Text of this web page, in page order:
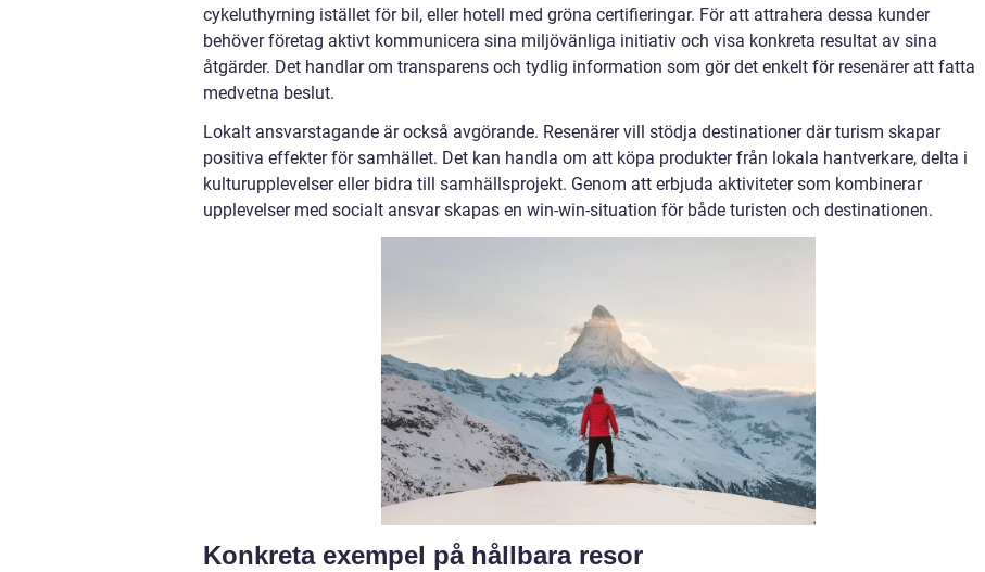
cykeluthyrning istället för bil, eller hotell med gröna certifieringar. För att attrahera dessa kunder
behöver företag aktivt kommunicera sina miljövänliga initiativ och visa konkreta resultat av sina
åtgärder. Det handlar om transparens och tydlig information som gör det enkelt för resenärer att fatta
medvetna beslut.
Lokalt ansvarstagande är också avgörande. Resenärer vill stödja destinationer där turism skapar
positiva effekter för samhället. Det kan handla om att köpa produkter från lokala hantverkare, delta i
kulturupplevelser eller bidra till samhällsprojekt. Genom att erbjuda aktiviteter som kombinerar
upplevelser med socialt ansvar skapas en win-win-situation för både turisten och destinationen.
Konkreta exempel på hållbara resor